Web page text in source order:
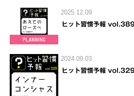
2025.12.09
ヒット習慣予報 vol.389
2024.09.03
ヒット習慣予報 vol.329